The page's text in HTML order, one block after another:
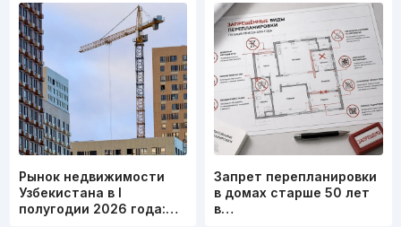
Рынок недвижимости
Узбекистана в I
полугодии 2026 года:…
Запрет перепланировки
в домах старше 50 лет
в…